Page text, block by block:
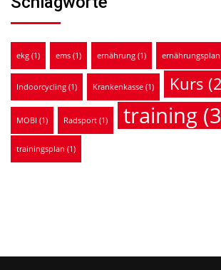
ekg (1) ems (1) ernährung (1) ernährungsplan
Indoorcycling (1) Krankenkasse (1) Kurs
MOBI (1) Radsport (1) training
trainingsplan (1)